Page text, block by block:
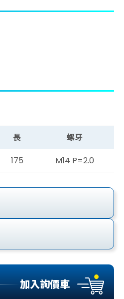
長
螺牙
175 M14 P=2.0
加入詢價車